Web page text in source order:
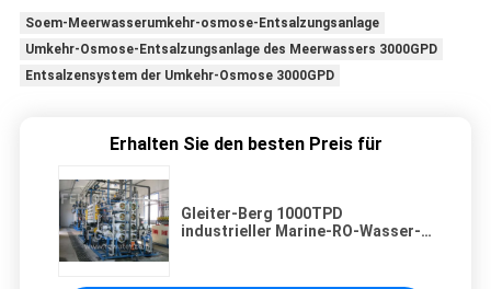
Soem-Meerwasserumkehr-osmose-Entsalzungsanlage
Umkehr-Osmose-Entsalzungsanlage des Meerwassers 3000GPD
Entsalzensystem der Umkehr-Osmose 3000GPD
Erhalten Sie den besten Preis für
Gleiter-Berg 1000TPD
industrieller Marine-RO-Wasser-